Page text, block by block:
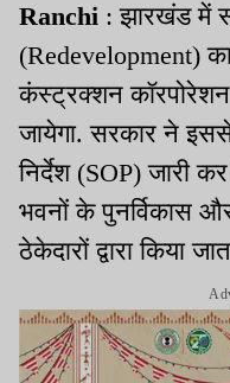
Ranchi : झारखंड में
(Redevelopment)
कंस्ट्रक्शन कॉरपोरेशन
जायेगा. सरकार ने
निर्देश (SOP) जारी
भवनों के पुनर्विकास और
ठेकेदारों द्वारा किया